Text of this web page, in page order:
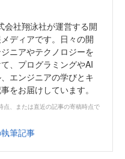
会社翔泳社が運営する開
ディアです。日々の開
ニアやテクノロジーを
、プログラミングやAI
エンジニアの学びとキ
をお届けしています。
点、または直近の記事の寄稿時点で
筆記事